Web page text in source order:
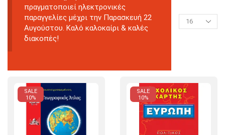
πραγματοποιεί ηλεκτρονικές
παραγγελίες μέχρι την Παρασκευή 22
Αυγούστου. Καλό καλοκαίρι & καλές
διακοπές!
SALE
10%
SALE
10%